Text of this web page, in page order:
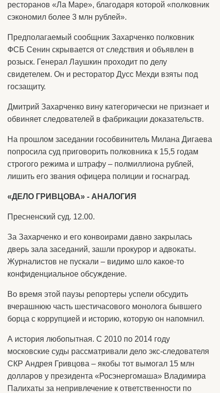
ресторанов «Ла Маре», благодаря которой «полковник
сэкономил более 3 млн рублей».
Предполагаемый сообщник Захарченко полковник
ФСБ Сенин скрывается от следствия и объявлен в
розыск. Генерал Лаушкин проходит по делу
свидетелем. Он и ресторатор Дусс Мехди взяты под
госзащиту.
Дмитрий Захарченко вину категорически не признает и
обвиняет следователей в фабрикации доказательств.
На прошлом заседании гособвинитель Милана Дигаева
попросила суд приговорить полковника к 15,5 годам
строгого режима и штрафу – полмиллиона рублей,
лишить его звания офицера полиции и госнаград.
«ДЕЛО ГРИВЦОВА» - АНАЛОГИЯ
Пресненский суд. 12.00.
За Захарченко и его конвоирами давно закрылась
дверь зала заседаний, зашли прокурор и адвокаты.
Журналистов не пускали – видимо шло какое-то
конфиденциальное обсуждение.
Во время этой паузы репортеры успели обсудить
вчерашнюю часть шестичасового монолога бывшего
борца с коррупцией и историю, которую он напомнил.
А история любопытная. С 2010 по 2014 году
московские суды рассматривали дело экс-следователя
СКР Андрея Гривцова – якобы тот вымогал 15 млн
долларов у президента «Росэнергомаша» Владимира
Палихаты за непривлечение к ответственности по